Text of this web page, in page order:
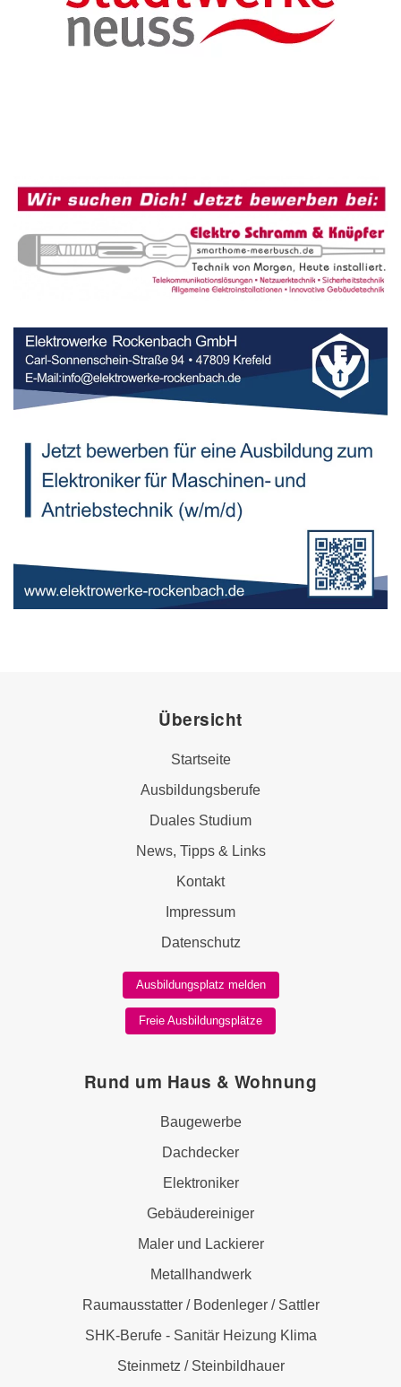
Übersicht
Startseite
Ausbildungsberufe
Duales Studium
News, Tipps & Links
Kontakt
Impressum
Datenschutz
Ausbildungsplatz melden
Freie Ausbildungsplätze
Rund um Haus & Wohnung
Baugewerbe
Dachdecker
Elektroniker
Gebäudereiniger
Maler und Lackierer
Metallhandwerk
Raumausstatter / Bodenleger / Sattler
SHK-Berufe - Sanitär Heizung Klima
Steinmetz / Steinbildhauer